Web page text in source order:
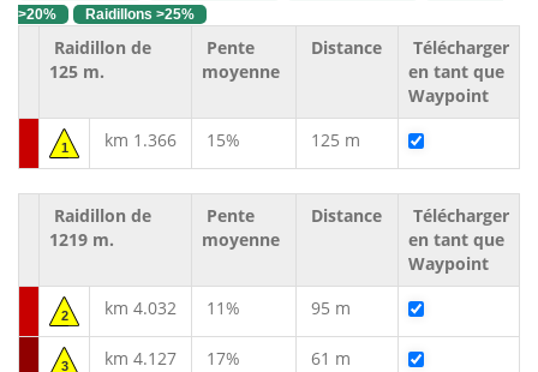
>20%
Raidillons >25%
Raidillon de
125 m.
Pente
moyenne
Distance
Télécharger
en tant que
Waypoint
1 km 1.366 15% 125 m
Raidillon de
1219 m.
Pente
moyenne
Distance
Télécharger
en tant que
Waypoint
2 km 4.032 11% 95 m
3 km 4.127 17% 61 m